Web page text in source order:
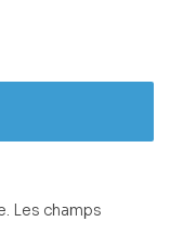
Les champs